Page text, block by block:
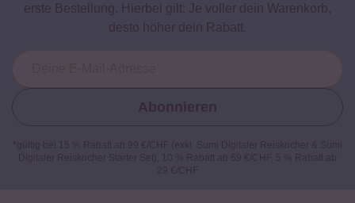
erste Bestellung. Hierbei gilt: Je voller dein Warenkorb,
desto höher dein Rabatt.
Abonnieren
*gültig bei 15 % Rabatt ab 99 €/CHF (exkl. Sumi Digitaler Reiskocher & Sumi
Digitaler Reiskocher Starter Set), 10 % Rabatt ab 69 €/CHF, 5 % Rabatt ab
29 €/CHF